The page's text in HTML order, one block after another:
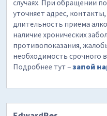
случаях. При обращении
уточняет адрес,
длительность приема
наличие хронических
противопоказания,
необходимость срочного
Подробнее тут –запой